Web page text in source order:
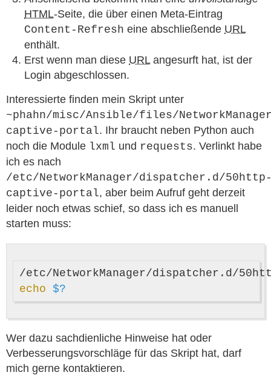
HTML-Seite, die über einen Meta-Eintrag
Content-Refresh eine abschließende URL
enthält.
Erst wenn man diese URLangesurft hat, ist der
Login abgeschlossen.
Interessierte finden mein Skript unter
~phahn/misc/Ansible/files/
captive-portal. Ihr braucht neben Python auch
noch die Module lxml und requests. Verlinkt habe
ich es nach
/etc/NetworkManager/dispatcher.d/
captive-portal, aber beim Aufruf geht derzeit
leider noch etwas schief, so dass ich es manuell
starten muss:
echo $?
Wer dazu sachdienliche Hinweise hat oder
Verbesserungsvorschläge für das Skript hat, darf
mich gerne kontaktieren.